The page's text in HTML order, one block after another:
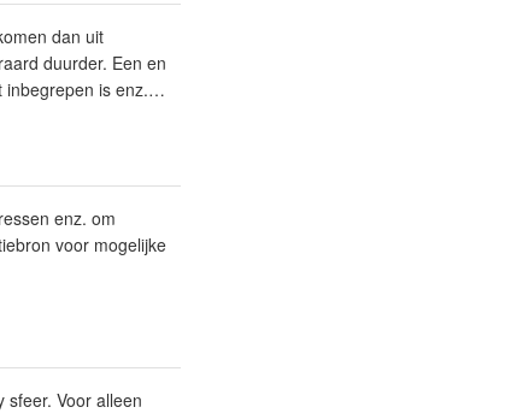
dan uit
duurder. Een en
inbegrepen is enz.…
enz. om
voor mogelijke
sfeer. Voor alleen